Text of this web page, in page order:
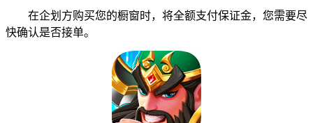
在企划方购买您的橱窗时，将全额支付保证金，您需要尽
快确认是否接单。